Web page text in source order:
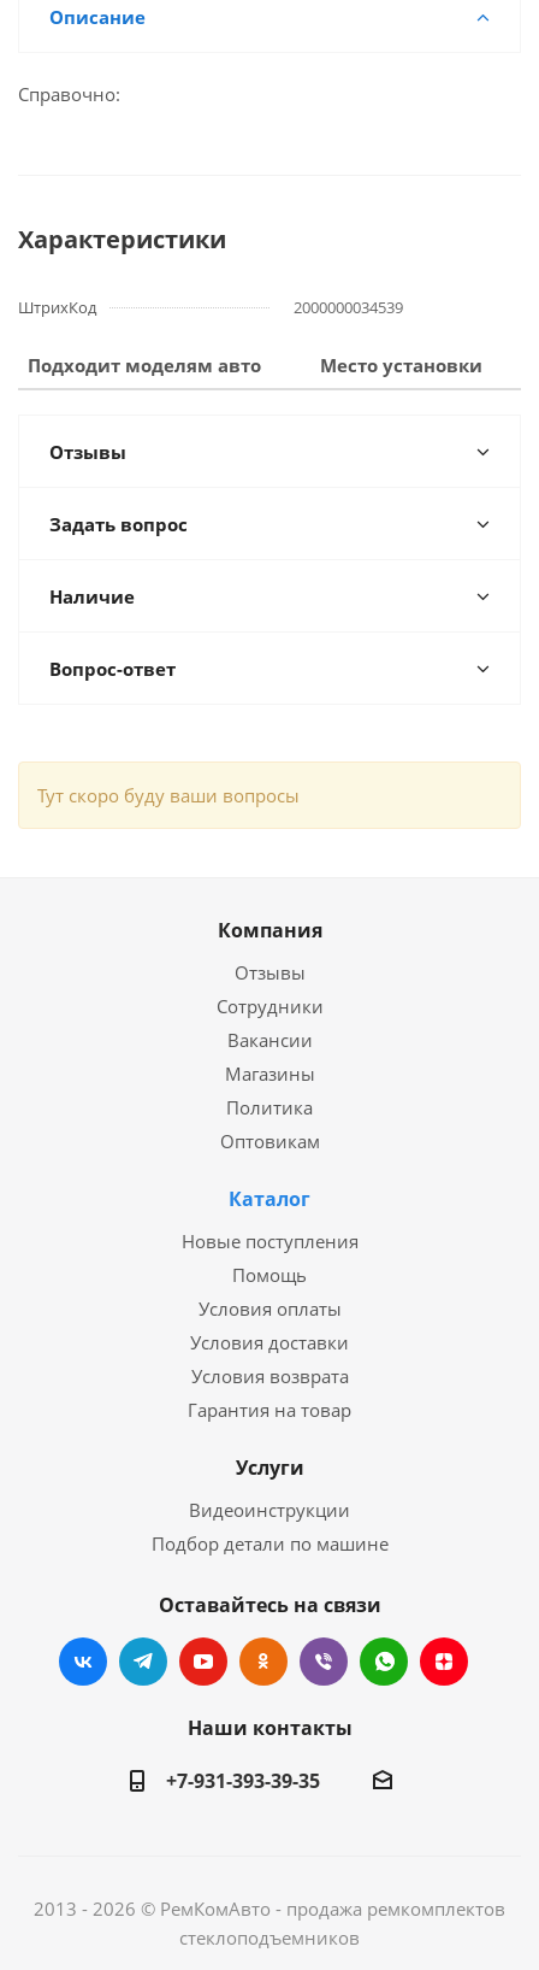
Описание
Справочно:
Характеристики
ШтрихКод 2000000034539
Подходит моделям авто Место установки
Отзывы
Задать вопрос
Наличие
Вопрос-ответ
Тут скоро буду ваши вопросы
Компания
Отзывы
Сотрудники
Вакансии
Магазины
Политика
Оптовикам
Каталог
Новые поступления
Помощь
Условия оплаты
Условия доставки
Условия возврата
Гарантия на товар
Услуги
Видеоинструкции
Подбор детали по машине
Оставайтесь на связи
Наши контакты
+7-931-393-39-35
2013 - 2026 © РемКомАвто - продажа ремкомплектов
стеклоподъемников